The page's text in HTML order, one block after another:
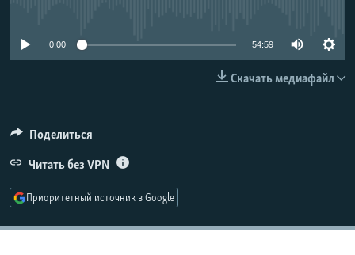
0:00 54:59
Скачать медиафайл
Поделиться
Читать без VPN
Приоритетный источник в Google